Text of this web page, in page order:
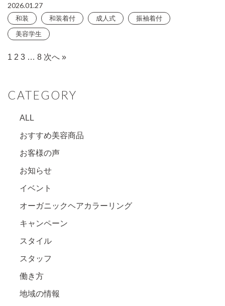
CATEGORY
ALL
おすすめ美容商品
お客様の声
お知らせ
イベント
オーガニックヘアカラーリング
キャンペーン
スタイル
スタッフ
働き方
地域の情報
2026.01.27
和装 和装着付 成人式 振袖着付
美容学生
1 2 3 … 8 次へ »